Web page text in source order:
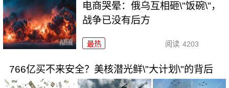
电商哭晕：俄乌互相砸\"饭碗\"，
战争已没有后方
最热 阅读 4203
766亿买不来安全？美核潜光鲜\"大计划\"的背后